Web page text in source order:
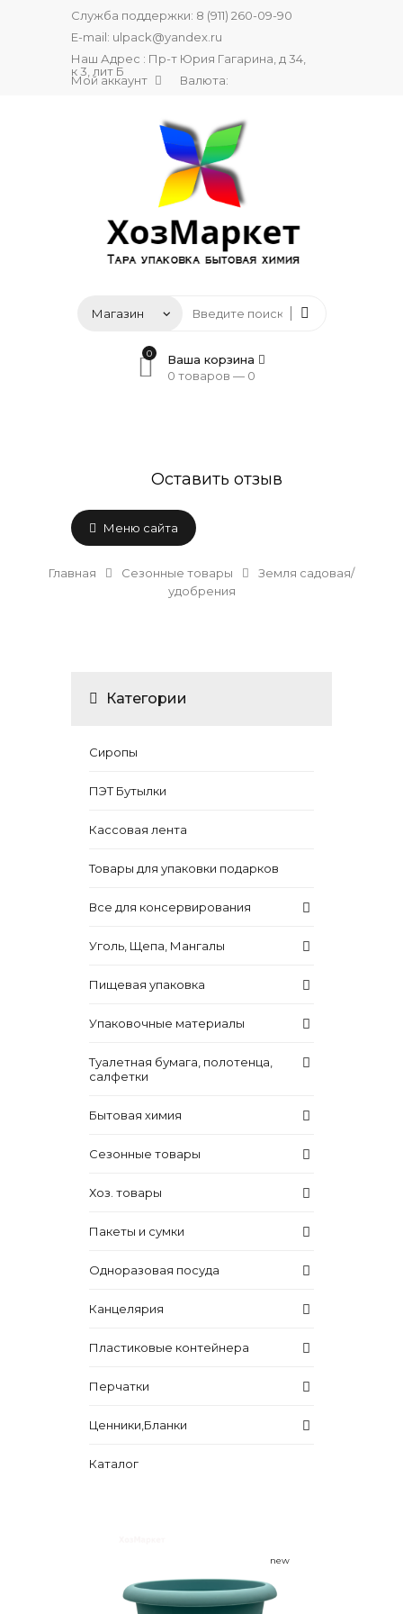
Служба поддержки: 8 (911) 260-09-90
E-mail: ulpack@yandex.ru
Наш Адрес : Пр-т Юрия Гагарина, д 34,
к 3, лит Б
Мой аккаунт Валюта:
0
Ваша корзина
0 товаров — 0
Оставить отзыв
Меню сайта
Главная Сезонные товары
Земля садовая/
удобрения
Категории
Сиропы
ПЭТ Бутылки
Кассовая лента
Товары для упаковки подарков
Все для консервирования
Уголь, Щепа, Мангалы
Пищевая упаковка
Упаковочные материалы
Туалетная бумага, полотенца,
салфетки
Бытовая химия
Сезонные товары
Хоз. товары
Пакеты и сумки
Одноразовая посуда
Канцелярия
Пластиковые контейнера
Перчатки
Ценники,Бланки
Каталог
new